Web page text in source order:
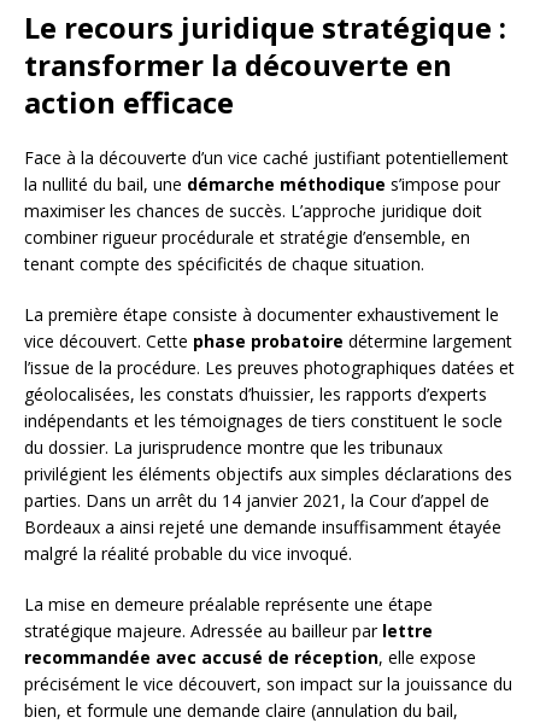
Le recours juridique stratégique :
transformer la découverte en
action efficace
Face à la découverte d’un vice caché justifiant potentiellement
la nullité du bail, une démarche méthodique s’impose pour
maximiser les chances de succès. L’approche juridique doit
combiner rigueur procédurale et stratégie d’ensemble, en
tenant compte des spécificités de chaque situation.
La première étape consiste à documenter exhaustivement le
vice découvert. Cette phase probatoire détermine largement
l’issue de la procédure. Les preuves photographiques datées et
géolocalisées, les constats d’huissier, les rapports d’experts
indépendants et les témoignages de tiers constituent le socle
du dossier. La jurisprudence montre que les tribunaux
privilégient les éléments objectifs aux simples déclarations des
parties. Dans un arrêt du 14 janvier 2021, la Cour d’appel de
Bordeaux a ainsi rejeté une demande insuffisamment étayée
malgré la réalité probable du vice invoqué.
La mise en demeure préalable représente une étape
stratégique majeure. Adressée au bailleur par lettre
recommandée avec accusé de réception, elle expose
précisément le vice découvert, son impact sur la jouissance du
bien, et formule une demande claire (annulation du bail,